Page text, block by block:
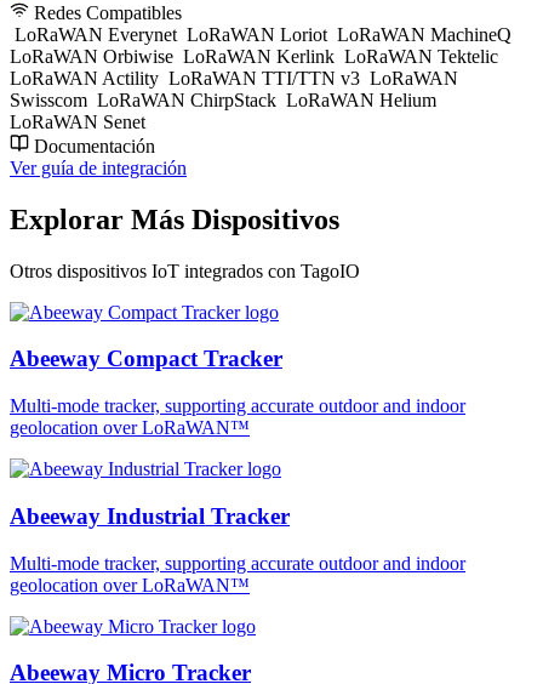
Redes Compatibles
LoRaWAN Everynet LoRaWAN Loriot LoRaWAN MachineQ
LoRaWAN Orbiwise LoRaWAN Kerlink LoRaWAN Tektelic
LoRaWAN Actility LoRaWAN TTI/TTN v3 LoRaWAN
Swisscom LoRaWAN ChirpStack LoRaWAN Helium
LoRaWAN Senet
Documentación
Ver guía de integración
Explorar Más Dispositivos
Otros dispositivos IoT integrados con TagoIO
Abeeway Compact Tracker
Multi-mode tracker, supporting accurate outdoor and indoor
geolocation over LoRaWAN™
Abeeway Industrial Tracker
Multi-mode tracker, supporting accurate outdoor and indoor
geolocation over LoRaWAN™
Abeeway Micro Tracker